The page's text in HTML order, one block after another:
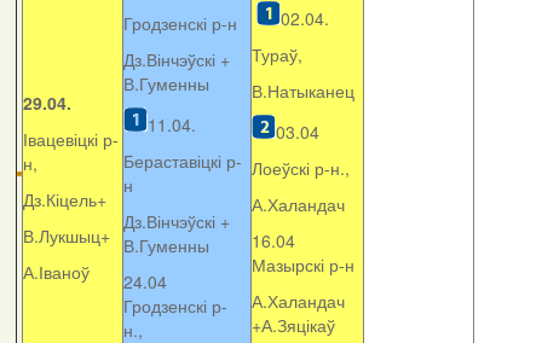
29.04.
Івацевіцкі р-
н,
Дз.Кіцель+
В.Лукшыц+
А.Іваноў
Гродзенскі р-н
Дз.Вінчэўскі +
В.Гуменны
11.04.
Бераставіцкі р-
н
Дз.Вінчэўскі +
В.Гуменны
24.04
Гродзенскі р-
н.,
02.04.
Тураў,
В.Натыканец
03.04
Лоеўскі р-н.,
А.Халандач
16.04
Мазырскі р-н
А.Халандач
+А.Зяцікаў